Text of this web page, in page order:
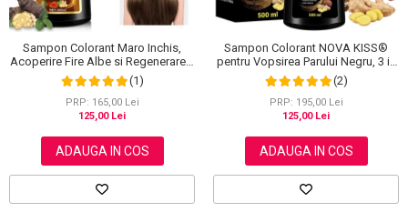
Sampon Colorant Maro Inchis,
Acoperire Fire Albe si Regenerare 3
in 1, #5 Dark Coffee, 500 ml
(1)
PRP: 165,00 Lei
125,00 Lei
ADAUGA IN COS
Sampon Colorant NOVA KISS®
pentru Vopsirea Parului Negru, 3 in
1, Acoperire Fire Albe, 500 ml
(2)
PRP: 195,00 Lei
125,00 Lei
ADAUGA IN COS